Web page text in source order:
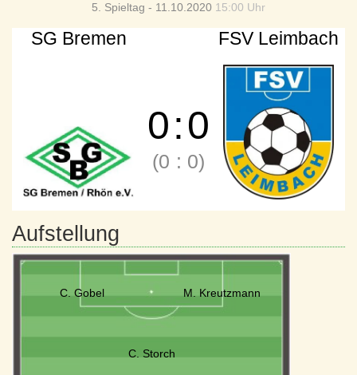
5. Spieltag - 11.10.2020 15:00 Uhr
SG Bremen FSV Leimbach
0:0
(0 : 0)
Aufstellung
C. Gobel M. Kreutzmann
C. Storch